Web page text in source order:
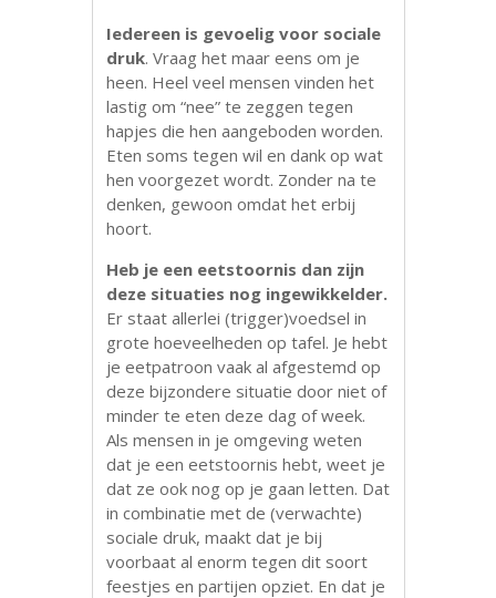
Iedereen is gevoelig voor sociale
druk. Vraag het maar eens om je
heen. Heel veel mensen vinden het
lastig om “nee” te zeggen tegen
hapjes die hen aangeboden worden.
Eten soms tegen wil en dank op wat
hen voorgezet wordt. Zonder na te
denken, gewoon omdat het erbij
hoort.
Heb je een eetstoornis dan zijn
deze situaties nog ingewikkelder.
Er staat allerlei (trigger)voedsel in
grote hoeveelheden op tafel. Je hebt
je eetpatroon vaak al afgestemd op
deze bijzondere situatie door niet of
minder te eten deze dag of week.
Als mensen in je omgeving weten
dat je een eetstoornis hebt, weet je
dat ze ook nog op je gaan letten. Dat
in combinatie met de (verwachte)
sociale druk, maakt dat je bij
voorbaat al enorm tegen dit soort
feestjes en partijen opziet. En dat je